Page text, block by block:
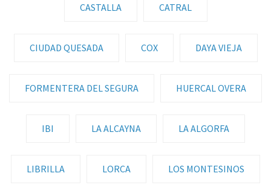
CASTALLA CATRAL
CIUDAD QUESADA COX DAYA VIEJA
FORMENTERA DEL SEGURA HUERCAL OVERA
IBI LA ALCAYNA LA ALGORFA
LIBRILLA LORCA LOS MONTESINOS